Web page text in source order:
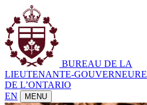
BUREAU DE LA
LIEUTENANTE-GOUVERNEURE
DE L’ONTARIO
EN
MENU